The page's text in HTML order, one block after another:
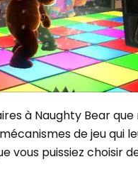
à Naughty Bear
de jeu qui
vous puissiez choisir